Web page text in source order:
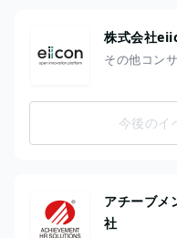
株式会社
その他コン
今後のイ
アチーブメ
社